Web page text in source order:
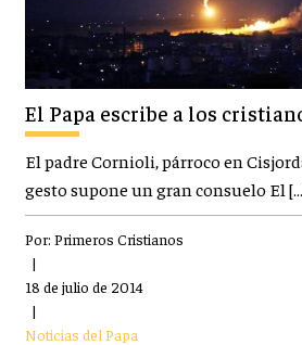
El Papa escribe a los
El padre Cornioli, párroco en
gesto supone un gran consuelo El
Por: Primeros Cristianos
|
18 de julio de 2014
|
Noticias del Papa